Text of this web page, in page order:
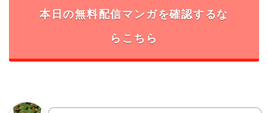
本日の無料配信マンガを確認するな
らこちら